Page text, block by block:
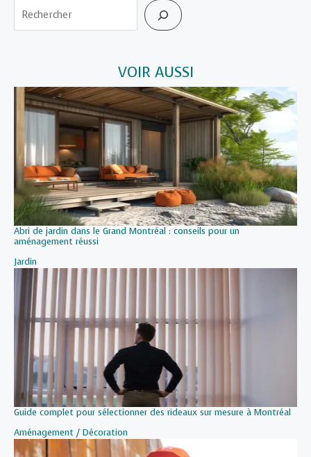
Rechercher
VOIR AUSSI
Abri de jardin dans le Grand Montréal : conseils pour un
aménagement réussi
Par rapport à
Jardin
Guide complet pour sélectionner des rideaux sur mesure à Montréal
Par rapport à
Aménagement / Décoration